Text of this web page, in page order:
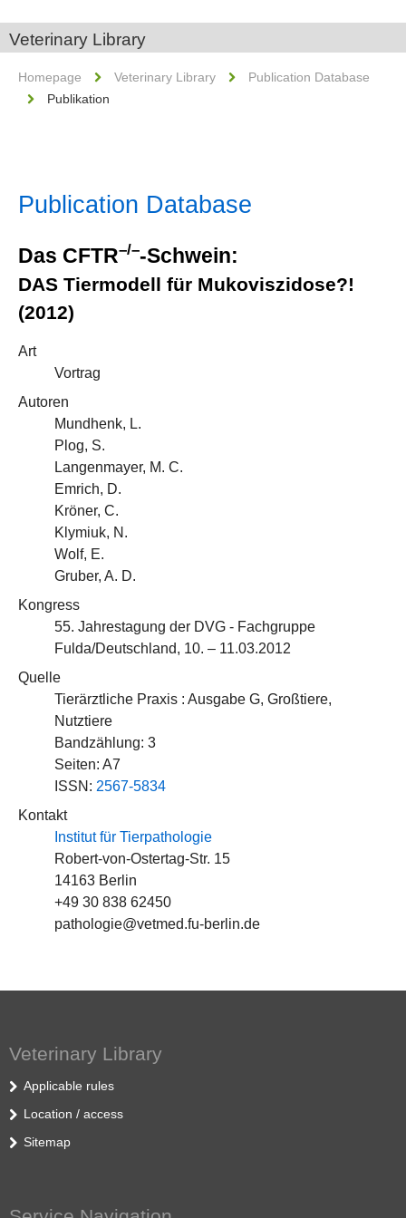
Veterinary Library
Homepage Veterinary Library
Publication Database
Publikation
Publication Database
Das CFTR–/–-Schwein:
DAS Tiermodell für Mukoviszidose?!
(2012)
Art
Vortrag
Autoren
Mundhenk, L.
Plog, S.
Langenmayer, M. C.
Emrich, D.
Kröner, C.
Klymiuk, N.
Wolf, E.
Gruber, A. D.
Kongress
55. Jahrestagung der DVG - Fachgruppe
Fulda/Deutschland, 10. – 11.03.2012
Quelle
Tierärztliche Praxis : Ausgabe G, Großtiere,
Nutztiere
Bandzählung: 3
Seiten: A7
ISSN: 2567-5834
Kontakt
Institut für Tierpathologie
Robert-von-Ostertag-Str. 15
14163 Berlin
+49 30 838 62450
pathologie@vetmed.fu-berlin.de
Veterinary Library
Applicable rules
Location / access
Sitemap